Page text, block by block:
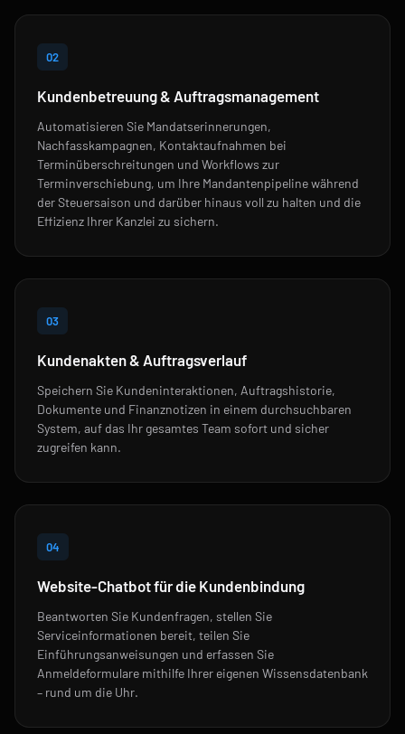
02
Kundenbetreuung & Auftragsmanagement
Automatisieren Sie Mandatserinnerungen,
Nachfasskampagnen, Kontaktaufnahmen bei
Terminüberschreitungen und Workflows zur
Terminverschiebung, um Ihre Mandantenpipeline während
der Steuersaison und darüber hinaus voll zu halten und die
Effizienz Ihrer Kanzlei zu sichern.
03
Kundenakten & Auftragsverlauf
Speichern Sie Kundeninteraktionen, Auftragshistorie,
Dokumente und Finanznotizen in einem durchsuchbaren
System, auf das Ihr gesamtes Team sofort und sicher
zugreifen kann.
04
Website-Chatbot für die Kundenbindung
Beantworten Sie Kundenfragen, stellen Sie
Serviceinformationen bereit, teilen Sie
Einführungsanweisungen und erfassen Sie
Anmeldeformulare mithilfe Ihrer eigenen Wissensdatenbank
– rund um die Uhr.